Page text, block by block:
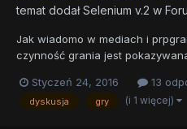
temat dodałSelenium v.2 w
Jak wiadomo w mediach i
czynność grania jest
niestety moja mama, której nie
strzelanki. Dokładniej to mówi
Styczeń 24, 2016 13
dyskusja gry (i 1 więcej)